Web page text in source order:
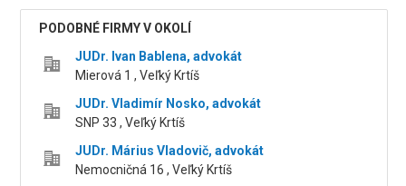
PODOBNÉ FIRMY V OKOLÍ
JUDr. Ivan Bablena, advokát
Mierová 1 , Veľký Krtíš
JUDr. Vladimír Nosko, advokát
SNP 33 , Veľký Krtíš
JUDr. Márius Vladovič, advokát
Nemocničná 16 , Veľký Krtíš